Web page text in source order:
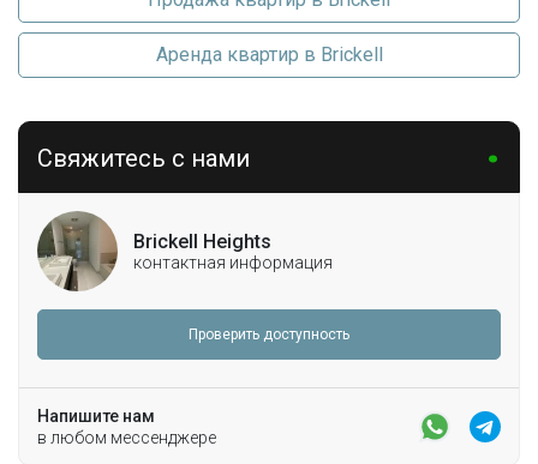
Аренда квартир в Brickell
Свяжитесь с нами
Brickell Heights
контактная информация
Проверить доступность
Напишите нам
в любом мессенджере